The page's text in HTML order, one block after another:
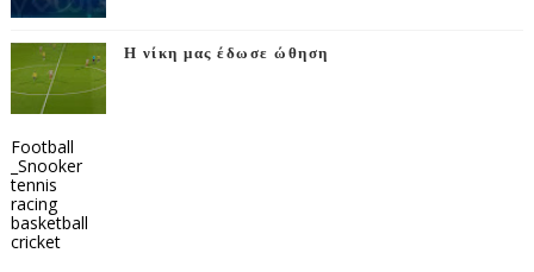
Η νίκη μας έδωσε ώθηση
Football
_Snooker
tennis
racing
basketball
cricket